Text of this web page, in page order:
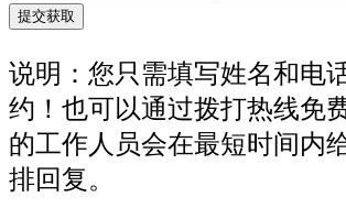
说明：您只需填写姓名和电
约！也可以通过拨打热线免
的工作人员会在最短时间内
排回复。